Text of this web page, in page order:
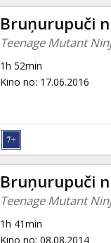
Bruņurupuči
Teenage Mutant
1h 52min
Kino no: 17.06.2016
Bruņurupuči
Teenage Mutant
1h 41min
Kino no: 08.08.2014